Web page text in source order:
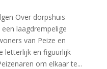
Over dorpshuis
laagdrempelige
van Peize en
letterlijk en figuurlijk
om elkaar te...